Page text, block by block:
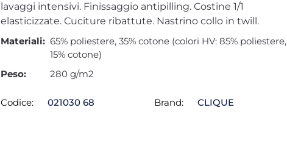
lavaggi intensivi. Finissaggio antipilling. Costine 1/1
elasticizzate. Cuciture ribattute. Nastrino collo in twill.
Materiali: 65% poliestere, 35% cotone (colori HV: 85% poliestere,
15% cotone)
Peso:
280 g/m2
Codice: 021030 68 Brand: CLIQUE